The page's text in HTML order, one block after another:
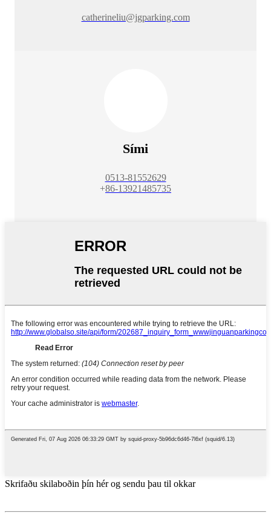
catherineliu@jgparking.com
Sími
0513-81552629
+86-13921485735
Skrifaðu skilaboðin þín hér og sendu þau til okkar